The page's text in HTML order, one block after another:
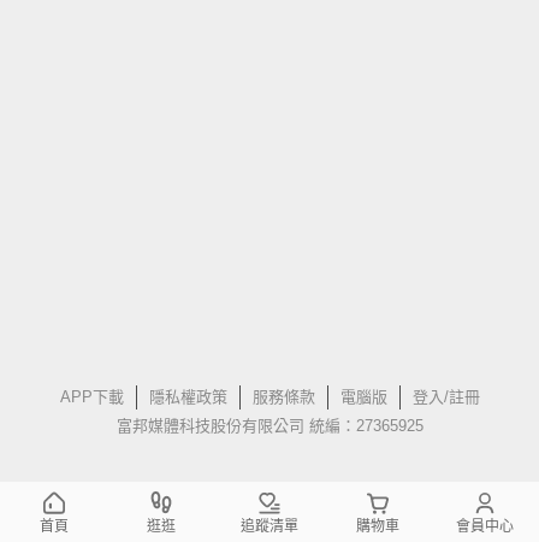
APP下載 隱私權政策 服務條款 電腦版
登入/註冊
富邦媒體科技股份有限公司 統編：27365925
首頁 逛逛 追蹤清單 購物車 會員中心